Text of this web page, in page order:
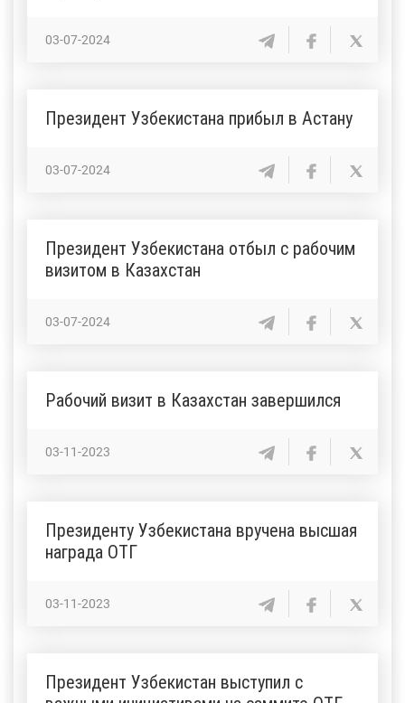
03-07-2024
Президент Узбекистана прибыл в Астану
03-07-2024
Президент Узбекистана отбыл с рабочим
визитом в Казахстан
03-07-2024
Рабочий визит в Казахстан завершился
03-11-2023
Президенту Узбекистана вручена высшая
награда ОТГ
03-11-2023
Президент Узбекистан выступил с